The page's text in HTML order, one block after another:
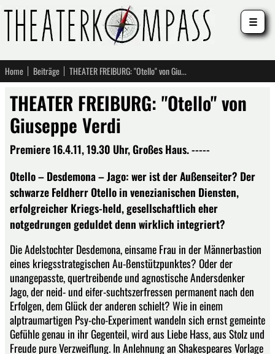
Home Beiträge THEATER FREIBURG: "Otello" von Giuseppe Verdi
THEATER FREIBURG: "Otello" von
Giuseppe Verdi
Premiere 16.4.11, 19.30 Uhr, Großes Haus. -----
Otello – Desdemona – Jago: wer ist der Außenseiter? Der
schwarze Feldherr Otello in venezianischen Diensten,
erfolgreicher Kriegs-held, gesellschaftlich eher
notgedrungen geduldet denn wirklich integriert?
Die Adelstochter Desdemona, einsame Frau in der Männerbastion
eines kriegsstrategischen Au-ßenstützpunktes? Oder der
unangepasste, quertreibende und agnostische Andersdenker
Jago, der neid- und eifer-suchtszerfressen permanent nach den
Erfolgen, dem Glück der anderen schielt? Wie in einem
alptraumartigen Psy-cho-Experiment wandeln sich ernst gemeinte
Gefühle genau in ihr Gegenteil, wird aus Liebe Hass, aus Stolz und
Freude pure Verzweiflung. In Anlehnung an Shakespeares Vorlage
☰